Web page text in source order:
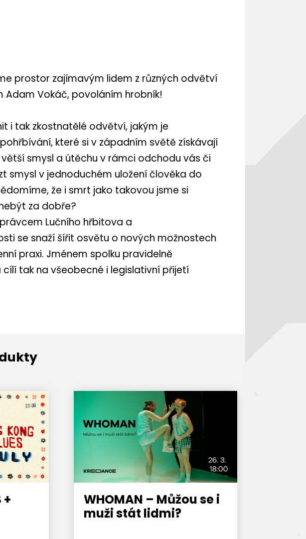
prostor zajímavým lidem z různých odvětví
Vokáč, povoláním hrobník!
i tak zkostnatělé odvětví, jakým je
které si v západním světě získávají
smysl a útěchu v rámci odchodu vás či
smysl v jednoduchém uložení člověka do
že i smrt jako takovou jsme si
za dobře?
Lučního hřbitova a
se snaží šířit osvětu o nových možnostech
praxi. Jménem spolku pravidelně
tak na všeobecné i legislativní přijetí
+
WHOMAN – Můžou se i
muži stát lidmi?